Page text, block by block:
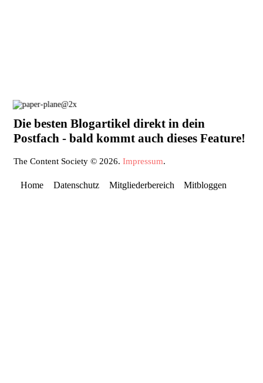
Die besten Blogartikel direkt in dein
Postfach - bald kommt auch dieses Feature!
The Content Society © 2026. Impressum.
Home Datenschutz Mitgliederbereich Mitbloggen